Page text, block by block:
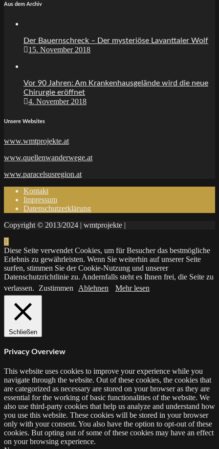
Aus dem Archiv
Der Bauernschreck – Der mysteriöse Lavanttaler Wolf
15. November 2018
Vor 90 Jahren: Am Krankenhausgelände wird die neue
Chirurgie eröffnet
4. November 2018
Unsere Websites
www.wmtprojekte.at
www.quellenwanderwege.at
www.paracelsusregion.at
Kontakt
Impressum
Datenschutzerklärung
Copyright © 2013/2024 | wmtprojekte |
Diese Seite verwendet Cookies, um für Besucher das bestmögliche
Erlebnis zu gewährleisten. Wenn Sie weiterhin auf unserer Seite
surfen, stimmen Sie der Cookie-Nutzung und unserer
Datenschutzrichtlinie zu. Andernfalls steht es Ihnen frei, die Seite zu
verlassen.
Zustimmen Ablehnen Mehr lesen
Schließen
Privacy Overview
This website uses cookies to improve your experience while you
navigate through the website. Out of these cookies, the cookies that
are categorized as necessary are stored on your browser as they are
essential for the working of basic functionalities of the website. We
also use third-party cookies that help us analyze and understand how
you use this website. These cookies will be stored in your browser
only with your consent. You also have the option to opt-out of these
cookies. But opting out of some of these cookies may have an effect
on your browsing experience.